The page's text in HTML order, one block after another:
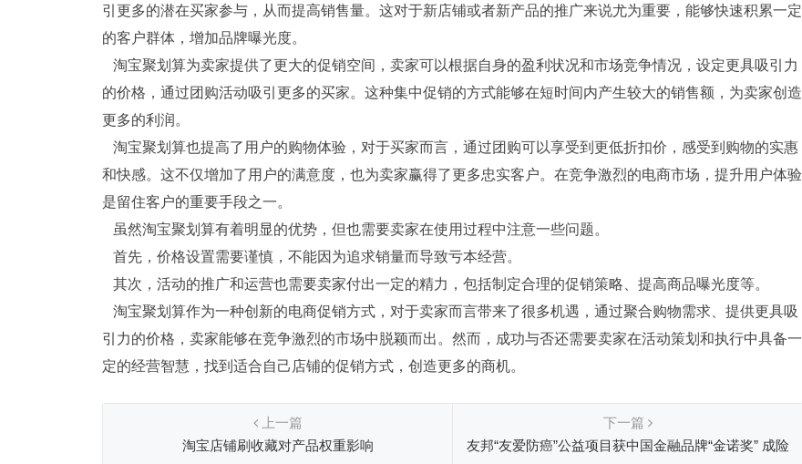
引更多的潜在买家参与，从而提高销售量。这对于新店铺或者新产品的推广来说尤为重要，能够快速积累一定
的客户群体，增加品牌曝光度。
淘宝聚划算为卖家提供了更大的促销空间，卖家可以根据自身的盈利状况和市场竞争情况，设定更具吸引力
的价格，通过团购活动吸引更多的买家。这种集中促销的方式能够在短时间内产生较大的销售额，为卖家创造
更多的利润。
淘宝聚划算也提高了用户的购物体验，对于买家而言，通过团购可以享受到更低折扣价，感受到购物的实惠
和快感。这不仅增加了用户的满意度，也为卖家赢得了更多忠实客户。在竞争激烈的电商市场，提升用户体验
是留住客户的重要手段之一。
虽然淘宝聚划算有着明显的优势，但也需要卖家在使用过程中注意一些问题。
首先，价格设置需要谨慎，不能因为追求销量而导致亏本经营。
其次，活动的推广和运营也需要卖家付出一定的精力，包括制定合理的促销策略、提高商品曝光度等。
淘宝聚划算作为一种创新的电商促销方式，对于卖家而言带来了很多机遇，通过聚合购物需求、提供更具吸
引力的价格，卖家能够在竞争激烈的市场中脱颖而出。然而，成功与否还需要卖家在活动策划和执行中具备一
定的经营智慧，找到适合自己店铺的促销方式，创造更多的商机。
上一篇
淘宝店铺刷收藏对产品权重影响
下一篇
友邦“友爱防癌”公益项目获中国金融品牌“金诺奖” 成险